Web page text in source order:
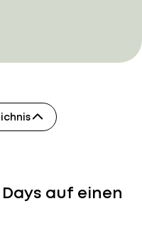
auf einen